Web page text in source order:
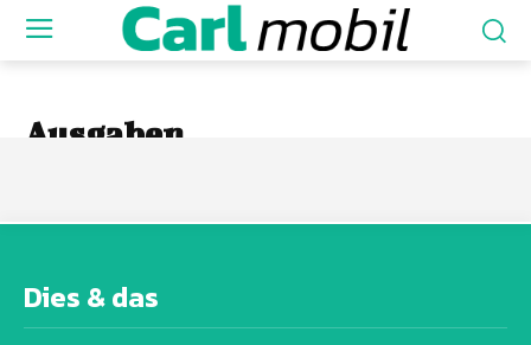
Ausgaben
Dies & das